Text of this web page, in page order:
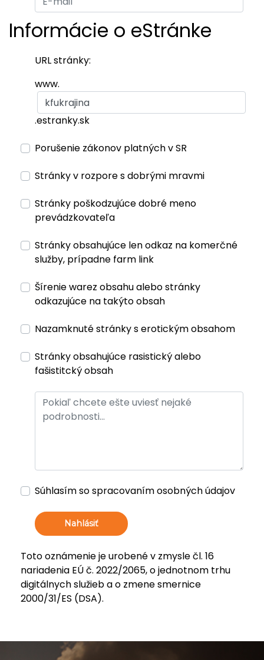
Informácie o eStránke
URL stránky:
www.
.estranky.sk
Porušenie zákonov platných v SR
Stránky v rozpore s dobrými mravmi
Stránky poškodzujúce dobré meno
prevádzkovateľa
Stránky obsahujúce len odkaz na komerčné
služby, prípadne farm link
Šírenie warez obsahu alebo stránky
odkazujúce na takýto obsah
Nazamknuté stránky s erotickým obsahom
Stránky obsahujúce rasistický alebo
fašistitcký obsah
Súhlasím so spracovaním osobných údajov
Nahlásiť
Toto oznámenie je urobené v zmysle čl. 16
nariadenia EÚ č. 2022/2065, o jednotnom trhu
digitálnych služieb a o zmene smernice
2000/31/ES (DSA).